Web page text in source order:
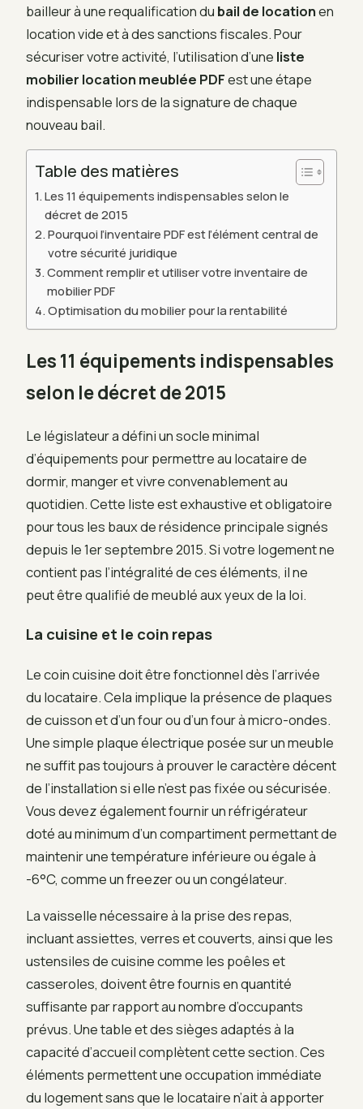
bailleur à une requalification du bail de locationen
location vide et à des sanctions fiscales. Pour
sécuriser votre activité, l’utilisation d’une liste
mobilier location meublée PDFest une étape
indispensable lors de la signature de chaque
nouveau bail.
Table des matières
Les 11 équipements indispensables selon le
décret de 2015
Pourquoi l’inventaire PDF est l’élément central de
votre sécurité juridique
Comment remplir et utiliser votre inventaire de
mobilier PDF
Optimisation du mobilier pour la rentabilité
Les 11 équipements indispensables
selon le décret de 2015
Le législateur a défini un socle minimal
d’équipements pour permettre au locataire de
dormir, manger et vivre convenablement au
quotidien. Cette liste est exhaustive et obligatoire
pour tous les baux de résidence principale signés
depuis le 1er septembre 2015. Si votre logement ne
contient pas l’intégralité de ces éléments, il ne
peut être qualifié de meublé aux yeux de la loi.
La cuisine et le coin repas
Le coin cuisine doit être fonctionnel dès l’arrivée
du locataire. Cela implique la présence de plaques
de cuisson et d’un four ou d’un four à micro-ondes.
Une simple plaque électrique posée sur un meuble
ne suffit pas toujours à prouver le caractère décent
de l’installation si elle n’est pas fixée ou sécurisée.
Vous devez également fournir un réfrigérateur
doté au minimum d’un compartiment permettant de
maintenir une température inférieure ou égale à
-6°C, comme un freezer ou un congélateur.
La vaisselle nécessaire à la prise des repas,
incluant assiettes, verres et couverts, ainsi que les
ustensiles de cuisine comme les poêles et
casseroles, doivent être fournis en quantité
suffisante par rapport au nombre d’occupants
prévus. Une table et des sièges adaptés à la
capacité d’accueil complètent cette section. Ces
éléments permettent une occupation immédiate
du logement sans que le locataire n’ait à apporter